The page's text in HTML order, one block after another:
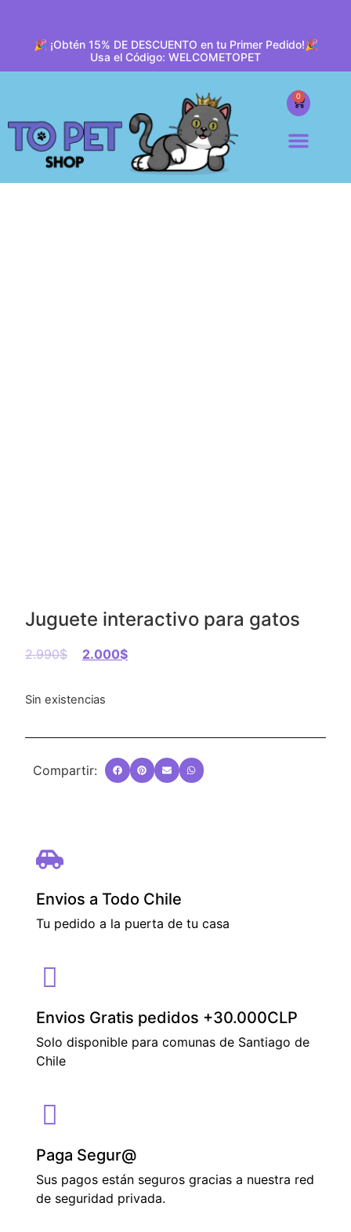
🎉 ¡Obtén 15% DE DESCUENTO en tu Primer Pedido!🎉
Usa el Código: WELCOMETOPET
0
Juguete interactivo para gatos
2.990$ 2.000$
Sin existencias
Compartir:
Envios a Todo Chile
Tu pedido a la puerta de tu casa
Envios Gratis pedidos +30.000CLP
Solo disponible para comunas de Santiago de
Chile
Paga Segur@
Sus pagos están seguros gracias a nuestra red
de seguridad privada.